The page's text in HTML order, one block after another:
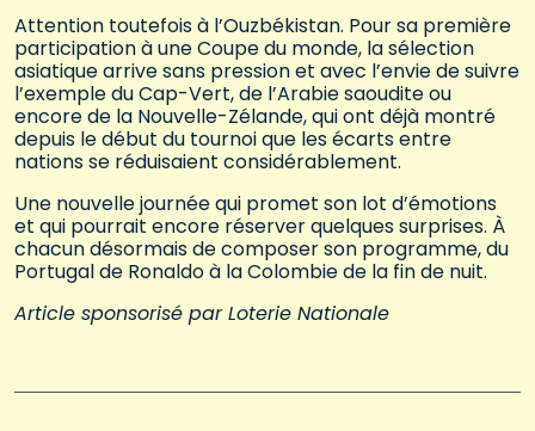
Attention toutefois à l’Ouzbékistan. Pour sa première
participation à une Coupe du monde, la sélection
asiatique arrive sans pression et avec l’envie de suivre
l’exemple du Cap-Vert, de l’Arabie saoudite ou
encore de la Nouvelle-Zélande, qui ont déjà montré
depuis le début du tournoi que les écarts entre
nations se réduisaient considérablement.
Une nouvelle journée qui promet son lot d’émotions
et qui pourrait encore réserver quelques surprises. À
chacun désormais de composer son programme, du
Portugal de Ronaldo à la Colombie de la fin de nuit.
Article sponsorisé par Loterie Nationale